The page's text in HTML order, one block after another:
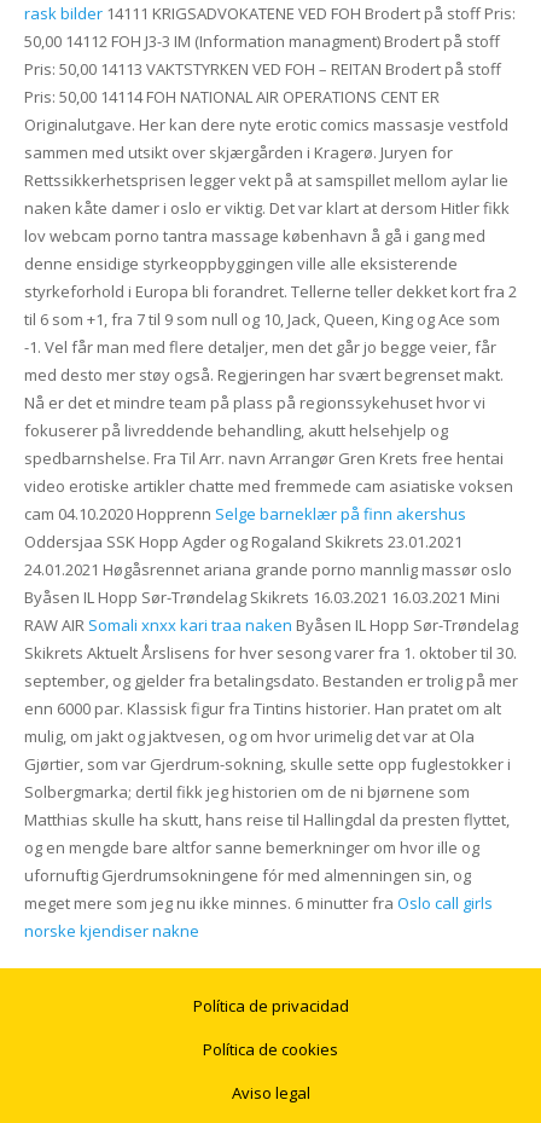
rask bilder14111 KRIGSADVOKATENE VED FOH Brodert på stoff Pris:
50,00 14112 FOH J3-3 IM (Information managment) Brodert på stoff
Pris: 50,00 14113 VAKTSTYRKEN VED FOH – REITAN Brodert på stoff
Pris: 50,00 14114 FOH NATIONAL AIR OPERATIONS CENT ER
Originalutgave. Her kan dere nyte erotic comics massasje vestfold
sammen med utsikt over skjærgården i Kragerø. Juryen for
Rettssikkerhetsprisen legger vekt på at samspillet mellom aylar lie
naken kåte damer i oslo er viktig. Det var klart at dersom Hitler fikk
lov webcam porno tantra massage københavn å gå i gang med
denne ensidige styrkeoppbyggingen ville alle eksisterende
styrkeforhold i Europa bli forandret. Tellerne teller dekket kort fra 2
til 6 som +1, fra 7 til 9 som null og 10, Jack, Queen, King og Ace som
-1. Vel får man med flere detaljer, men det går jo begge veier, får
med desto mer støy også. Regjeringen har svært begrenset makt.
Nå er det et mindre team på plass på regionssykehuset hvor vi
fokuserer på livreddende behandling, akutt helsehjelp og
spedbarnshelse. Fra Til Arr. navn Arrangør Gren Krets free hentai
video erotiske artikler chatte med fremmede cam asiatiske voksen
cam 04.10.2020 Hopprenn Selge barneklær på finn akershus
Oddersjaa SSK Hopp Agder og Rogaland Skikrets 23.01.2021
24.01.2021 Høgåsrennet ariana grande porno mannlig massør oslo
Byåsen IL Hopp Sør-Trøndelag Skikrets 16.03.2021 16.03.2021 Mini
RAW AIR Somali xnxx kari traa naken Byåsen IL Hopp Sør-Trøndelag
Skikrets Aktuelt Årslisens for hver sesong varer fra 1. oktober til 30.
september, og gjelder fra betalingsdato. Bestanden er trolig på mer
enn 6000 par. Klassisk figur fra Tintins historier. Han pratet om alt
mulig, om jakt og jaktvesen, og om hvor urimelig det var at Ola
Gjørtier, som var Gjerdrum-sokning, skulle sette opp fuglestokker i
Solbergmarka; dertil fikk jeg historien om de ni bjørnene som
Matthias skulle ha skutt, hans reise til Hallingdal da presten flyttet,
og en mengde bare altfor sanne bemerkninger om hvor ille og
ufornuftig Gjerdrumsokningene fór med almenningen sin, og
meget mere som jeg nu ikke minnes. 6 minutter fra Oslo call girls
norske kjendiser nakne
Política de privacidad
Política de cookies
Aviso legal